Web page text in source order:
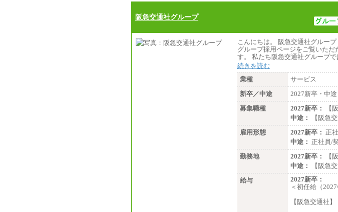
阪急交通社グループ
こんにちは。 阪急交通社グルー
グループ採用ページをご覧いただ
す。 私たち阪急交通社グループで
続きを読む
業種
サービス
新卒／中途
2027新卒・中途
募集職種
2027新卒：
【
中途：
【阪急
雇用形態
2027新卒： 正
中途： 正社員/
勤務地
2027新卒：
【
中途：
【阪急
給与
2027新卒：
＜初任給（
【阪急交通社】